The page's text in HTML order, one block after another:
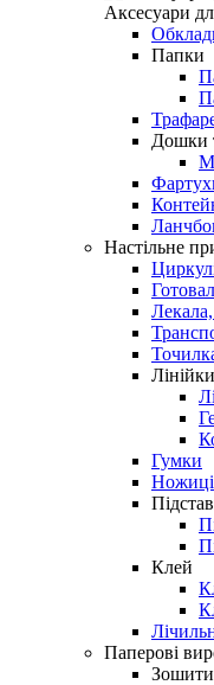
Аксесуари
Папки
Дошки
Настільне
Гумки
Ножиці
Клей
Паперові
Зошити